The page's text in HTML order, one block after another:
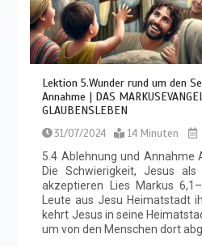
Lektion 5.Wunder rund um den
Annahme | DAS
GLAUBENSLEBEN
31/07/2024 14 Minuten
5.4 Ablehnung und Annahme
Die Schwierigkeit, Jesus
akzeptieren Lies Markus
Leute aus Jesu Heimatstadt
kehrt Jesus in seine
um von den Menschen dort